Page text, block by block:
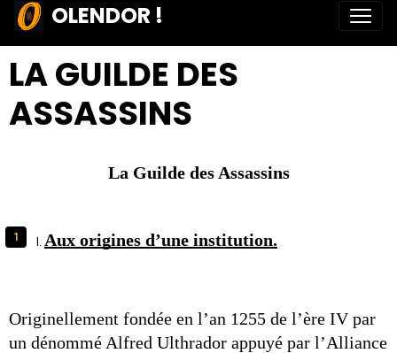
OLENDOR !
LA GUILDE DES
ASSASSINS
La Guilde des Assassins
Aux origines d’une institution.
Originellement fondée en l’an 1255 de l’ère IV par
un dénommé Alfred Ulthrador appuyé par l’Alliance